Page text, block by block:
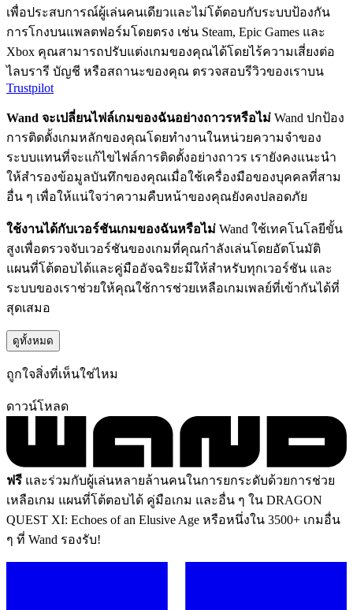
เพื่อประสบการณ์ผู้เล่นคนเดียวและไม่โต้ตอบกับระบบป้องกัน
การโกงบนแพลตฟอร์มโดยตรง เช่น Steam, Epic Games และ
Xbox คุณสามารถปรับแต่งเกมของคุณได้โดยไร้ความเสี่ยงต่อ
ไลบรารี บัญชี หรือสถานะของคุณ ตรวจสอบรีวิวของเราบน
Trustpilot
Wand จะเปลี่ยนไฟล์เกมของฉันอย่างถาวรหรือไม่ Wand ปกป้อง
การติดตั้งเกมหลักของคุณโดยทำงานในหน่วยความจำของ
ระบบแทนที่จะแก้ไขไฟล์การติดตั้งอย่างถาวร เรายังคงแนะนำ
ให้สำรองข้อมูลบันทึกของคุณเมื่อใช้เครื่องมือของบุคคลที่สาม
อื่น ๆ เพื่อให้แน่ใจว่าความคืบหน้าของคุณยังคงปลอดภัย
ใช้งานได้กับเวอร์ชันเกมของฉันหรือไม่ Wand ใช้เทคโนโลยีขั้น
สูงเพื่อตรวจจับเวอร์ชันของเกมที่คุณกำลังเล่นโดยอัตโนมัติ
แผนที่โต้ตอบได้และคู่มืออัจฉริยะมีให้สำหรับทุกเวอร์ชัน และ
ระบบของเราช่วยให้คุณใช้การช่วยเหลือเกมเพลย์ที่เข้ากันได้ที่
สุดเสมอ
ดูทั้งหมด
ถูกใจสิ่งที่เห็นใช่ไหม
ดาวน์โหลด
ฟรี และร่วมกับผู้เล่นหลายล้านคนในการยกระดับด้วยการช่วย
เหลือเกม แผนที่โต้ตอบได้ คู่มือเกม และอื่น ๆ ใน DRAGON
QUEST XI: Echoes of an Elusive Age หรือหนึ่งใน 3500+ เกมอื่น
ๆ ที่ Wand รองรับ!